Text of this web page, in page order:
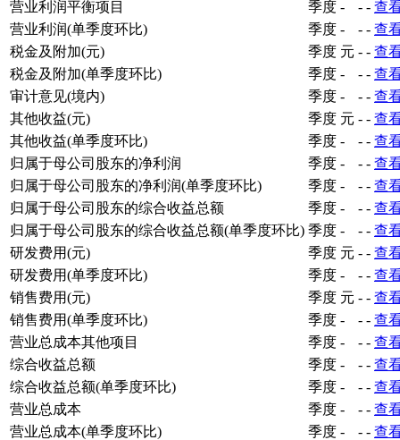
营业利润平衡项目
季度 - - - 查
营业利润(单季度环比)
季度 - - - 查
税金及附加(元)
季度 元 - - 查
税金及附加(单季度环比)
季度 - - - 查
审计意见(境内)
季度 - - - 查
其他收益(元)
季度 元 - - 查
其他收益(单季度环比)
季度 - - - 查
归属于母公司股东的净利润
季度 - - - 查
归属于母公司股东的净利润(单季度环比)
季度 - - - 查
归属于母公司股东的综合收益总额
季度 - - - 查
归属于母公司股东的综合收益总额(单季度环比) 季度 - - - 查
研发费用(元)
季度 元 - - 查
研发费用(单季度环比)
季度 - - - 查
销售费用(元)
季度 元 - - 查
销售费用(单季度环比)
季度 - - - 查
营业总成本其他项目
季度 - - - 查
综合收益总额
季度 - - - 查
综合收益总额(单季度环比)
季度 - - - 查
营业总成本
季度 - - - 查
营业总成本(单季度环比)
季度 - - - 查